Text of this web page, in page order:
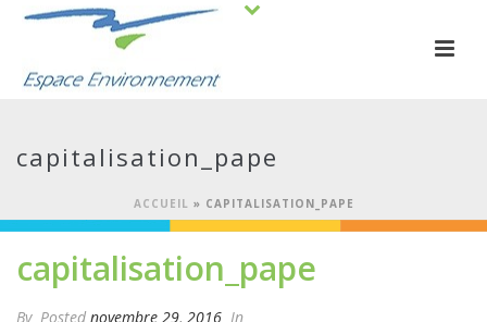
capitalisation_pape
ACCUEIL » CAPITALISATION_PAPE
capitalisation_pape
By Posted novembre 29, 2016 In